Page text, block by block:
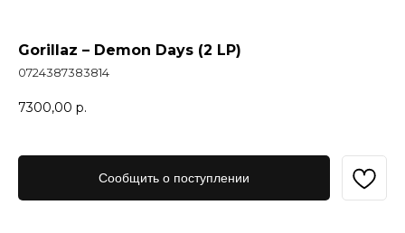
Gorillaz – Demon Days (2 LP)
0724387383814
7300,00 р.
Сообщить о поступлении